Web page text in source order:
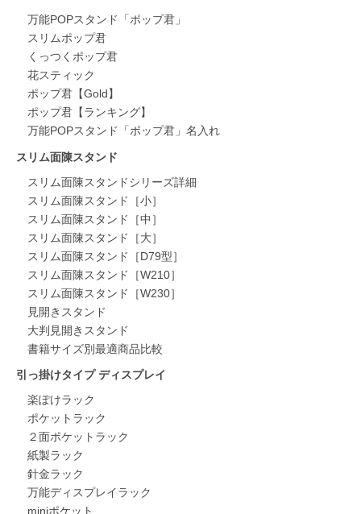
万能POPスタンド「ポップ君」
スリムポップ君
くっつくポップ君
花スティック
ポップ君【Gold】
ポップ君【ランキング】
万能POPスタンド「ポップ君」名入れ
スリム面陳スタンド
スリム面陳スタンドシリーズ詳細
スリム面陳スタンド［小］
スリム面陳スタンド［中］
スリム面陳スタンド［大］
スリム面陳スタンド［D79型］
スリム面陳スタンド［W210］
スリム面陳スタンド［W230］
見開きスタンド
大判見開きスタンド
書籍サイズ別最適商品比較
引っ掛けタイプ ディスプレイ
楽ぽけラック
ポケットラック
２面ポケットラック
紙製ラック
針金ラック
万能ディスプレイラック
miniポケット